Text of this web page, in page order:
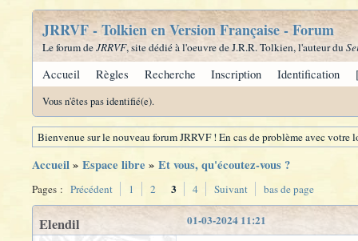
JRRVF - Tolkien en Version Française - Forum
Le forum deJRRVF, site dédié à l'oeuvre de J.R.R. Tolkien, l'auteur du
Accueil Règles Recherche Inscription Identification
Vous n'êtes pas identifié(e).
Bienvenue sur le nouveau forum JRRVF ! En cas de problème avec
Accueil» Espace libre » Et vous, qu'écoutez-vous ?
Pages : Précédent 1 2 3 4 Suivant bas de page
01-03-2024 11:21
Elendil